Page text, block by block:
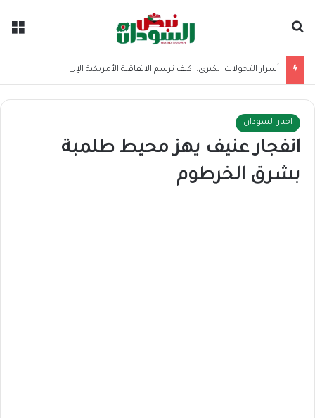
اخبار السودان
انفجار عنيف يهز محيط طلمبة
بشرق الخرطوم